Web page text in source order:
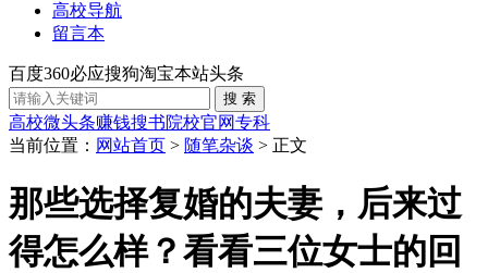
高校导航
留言本
百度360必应搜狗淘宝本站头条
高校微头条赚钱搜书院校官网专科
当前位置： 网站首页 > 随笔杂谈 > 正文
那些选择复婚的夫妻，后来过
得怎么样？看看三位女士的回